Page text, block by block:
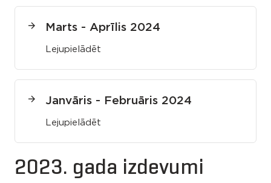
Marts - Aprīlis 2024
Lejupielādēt
Janvāris - Februāris 2024
Lejupielādēt
2023. gada izdevumi